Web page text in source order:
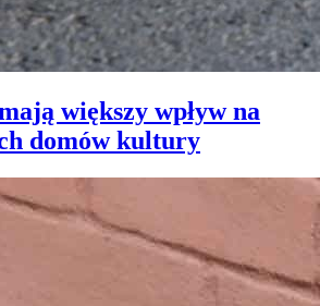
większy wpływ na
domów kultury